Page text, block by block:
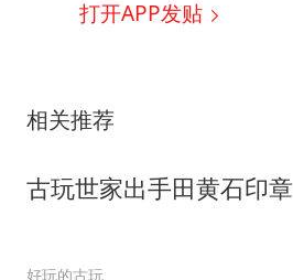
打开APP发贴
相关推荐
古玩世家出手田黄石印章
好玩的古玩